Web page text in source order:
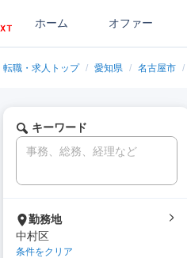
ホーム オファー
転職・求人トップ / 愛知県 / 名古屋市 /
キーワード
勤務地
中村区
条件をクリア